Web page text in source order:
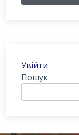
Увійти
Пошук